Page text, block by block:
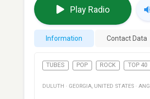
Play Radio
Information Contact Data
TUBES POP ROCK TOP 40
DULUTH · GEORGIA, UNITED STATES ·